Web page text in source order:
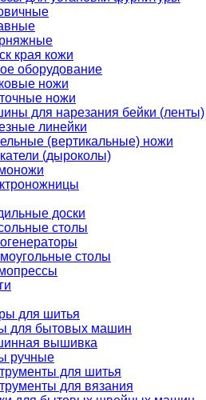
края кожи
оборудование
ножи
ножи
для нарезания бейки (ленты)
линейки
(вертикальные) ножи
(дыроколы)
доски
столы
столы
для шитья
для бытовых машин
вышивка
ручные
для шитья
для вязания